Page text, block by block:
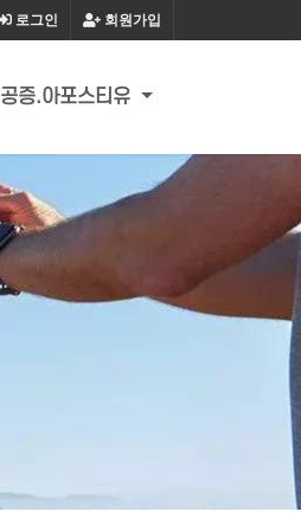
회원가입
로그인
공증.아포스티유